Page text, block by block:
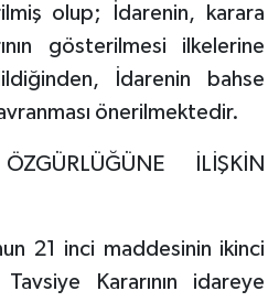
olup; İdarenin, karara
gösterilmesi ilkelerine
İdarenin bahse
önerilmektedir.
İLİŞKİN
21 inci maddesinin ikinci
Kararının idareye